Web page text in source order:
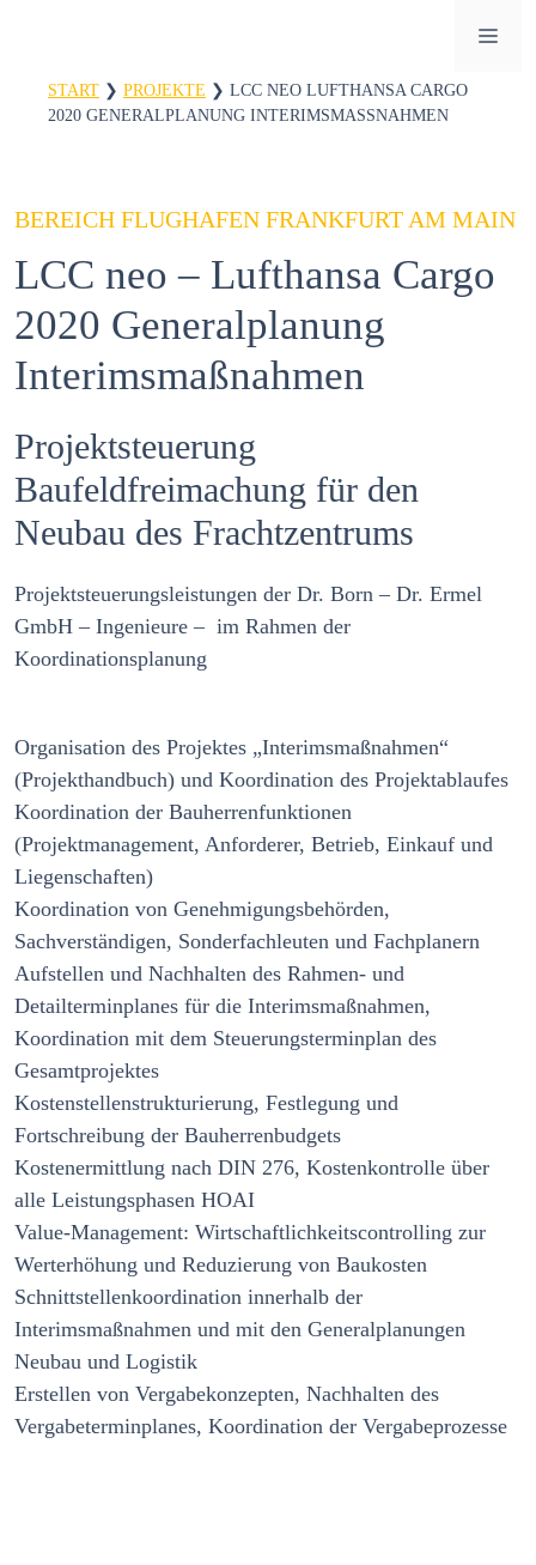
springenSTART ❯ PROJEKTE ❯ LCC NEO LUFTHANSA CARGO
2020 GENERALPLANUNG INTERIMSMASSNAHMEN
BEREICH FLUGHAFEN FRANKFURT AM MAIN
LCC neo – Lufthansa Cargo
2020 Generalplanung
Interimsmaßnahmen
Projektsteuerung
Baufeldfreimachung für den
Neubau des Frachtzentrums
Projektsteuerungsleistungen der Dr. Born – Dr. Ermel
GmbH – Ingenieure – im Rahmen der
Koordinationsplanung
Organisation des Projektes „Interimsmaßnahmen“
(Projekthandbuch) und Koordination des Projektablaufes
Koordination der Bauherrenfunktionen
(Projektmanagement, Anforderer, Betrieb, Einkauf und
Liegenschaften)
Koordination von Genehmigungsbehörden,
Sachverständigen, Sonderfachleuten und Fachplanern
Aufstellen und Nachhalten des Rahmen- und
Detailterminplanes für die Interimsmaßnahmen,
Koordination mit dem Steuerungsterminplan des
Gesamtprojektes
Kostenstellenstrukturierung, Festlegung und
Fortschreibung der Bauherrenbudgets
Kostenermittlung nach DIN 276, Kostenkontrolle über
alle Leistungsphasen HOAI
Value-Management: Wirtschaftlichkeitscontrolling zur
Werterhöhung und Reduzierung von Baukosten
Schnittstellenkoordination innerhalb der
Interimsmaßnahmen und mit den Generalplanungen
Neubau und Logistik
Erstellen von Vergabekonzepten, Nachhalten des
Vergabeterminplanes, Koordination der Vergabeprozesse